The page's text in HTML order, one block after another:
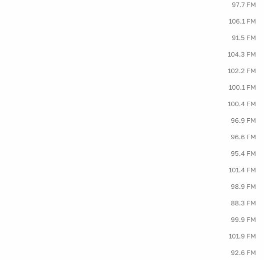
97.7 FM
106.1 FM
91.5 FM
104.3 FM
102.2 FM
100.1 FM
100.4 FM
96.9 FM
96.6 FM
95.4 FM
101.4 FM
98.9 FM
88.3 FM
99.9 FM
101.9 FM
92.6 FM